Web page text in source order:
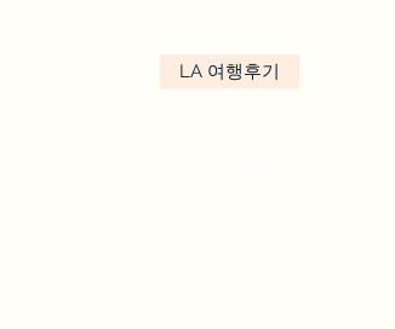
LA 여행후기